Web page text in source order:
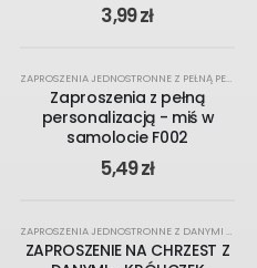
3,99zł
,NA CHRZEST,ZAPROSZENIA
ZAPROSZENIA JEDNOSTRONNE Z PEŁNĄ PERSONALIZACJĄ
Zaproszenia z pełną
personalizacją - miś w
samolocie F002
5,49zł
,NA CHRZEST,ZAPROSZENIA ZAPROSZENIA JEDNOSTRONNE Z DANYMI UROCZYSTOŚCI
ZAPROSZENIE NA CHRZEST Z